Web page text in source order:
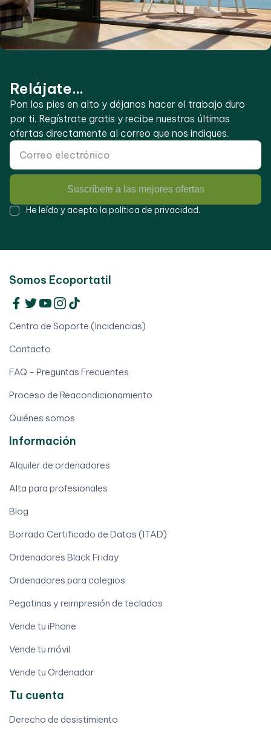
Relájate...
Pon los pies en alto y déjanos hacer el trabajo duro
por ti. Regístrate gratis y recibe nuestras últimas
ofertas directamente al correo que nos indiques.
Suscríbete a las mejores ofertas
He leído y acepto la política de privacidad.
Somos Ecoportatil
Centro de Soporte (Incidencias)
Contacto
FAQ - Preguntas Frecuentes
Proceso de Reacondicionamiento
Quiénes somos
Información
Alquiler de ordenadores
Alta para profesionales
Blog
Borrado Certificado de Datos (ITAD)
Ordenadores Black Friday
Ordenadores para colegios
Pegatinas y reimpresión de teclados
Vende tu iPhone
Vende tu móvil
Vende tu Ordenador
Tu cuenta
Derecho de desistimiento